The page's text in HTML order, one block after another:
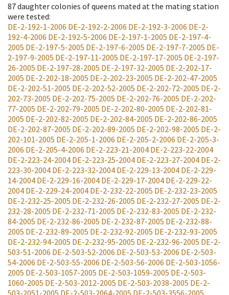
87daughter colonies of queens mated at the mating station
were tested:
DE-2-192-1-2006 DE-2-192-2-2006 DE-2-192-3-2006 DE-2-
192-4-2006 DE-2-192-5-2006 DE-2-197-1-2005 DE-2-197-4-
2005 DE-2-197-5-2005 DE-2-197-6-2005 DE-2-197-7-2005 DE-
2-197-9-2005 DE-2-197-11-2005 DE-2-197-17-2005 DE-2-197-
26-2005 DE-2-197-28-2005 DE-2-197-32-2005 DE-2-202-17-
2005 DE-2-202-18-2005 DE-2-202-23-2005 DE-2-202-47-2005
DE-2-202-51-2005 DE-2-202-52-2005 DE-2-202-72-2005 DE-2-
202-73-2005 DE-2-202-75-2005 DE-2-202-76-2005 DE-2-202-
77-2005 DE-2-202-79-2005 DE-2-202-80-2005 DE-2-202-81-
2005 DE-2-202-82-2005 DE-2-202-84-2005 DE-2-202-86-2005
DE-2-202-87-2005 DE-2-202-89-2005 DE-2-202-98-2005 DE-2-
202-101-2005 DE-2-205-1-2006 DE-2-205-2-2006 DE-2-205-3-
2006 DE-2-205-4-2006 DE-2-223-21-2004 DE-2-223-22-2004
DE-2-223-24-2004 DE-2-223-25-2004 DE-2-223-27-2004 DE-2-
223-30-2004 DE-2-223-32-2004 DE-2-229-13-2004 DE-2-229-
14-2004 DE-2-229-16-2004 DE-2-229-17-2004 DE-2-229-22-
2004 DE-2-229-24-2004 DE-2-232-22-2005 DE-2-232-23-2005
DE-2-232-25-2005 DE-2-232-26-2005 DE-2-232-27-2005 DE-2-
232-28-2005 DE-2-232-71-2005 DE-2-232-83-2005 DE-2-232-
84-2005 DE-2-232-86-2005 DE-2-232-87-2005 DE-2-232-88-
2005 DE-2-232-89-2005 DE-2-232-92-2005 DE-2-232-93-2005
DE-2-232-94-2005 DE-2-232-95-2005 DE-2-232-96-2005 DE-2-
503-51-2006 DE-2-503-52-2006 DE-2-503-53-2006 DE-2-503-
54-2006 DE-2-503-55-2006 DE-2-503-56-2006 DE-2-503-1056-
2005 DE-2-503-1057-2005 DE-2-503-1059-2005 DE-2-503-
1060-2005 DE-2-503-2012-2005 DE-2-503-2038-2005 DE-2-
503-2051-2005 DE-2-503-2064-2005 DE-2-503-3556-2005